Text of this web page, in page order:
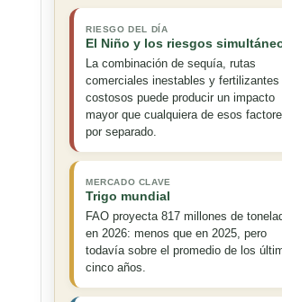
RIESGO DEL DÍA
El Niño y los riesgos
La combinación de sequía, rutas
comerciales inestables y fertilizantes
costosos puede producir un impacto
mayor que cualquiera de esos
por separado.
MERCADO CLAVE
Trigo mundial
FAO proyecta 817 millones de
en 2026: menos que en 2025, pero
todavía sobre el promedio de los
cinco años.